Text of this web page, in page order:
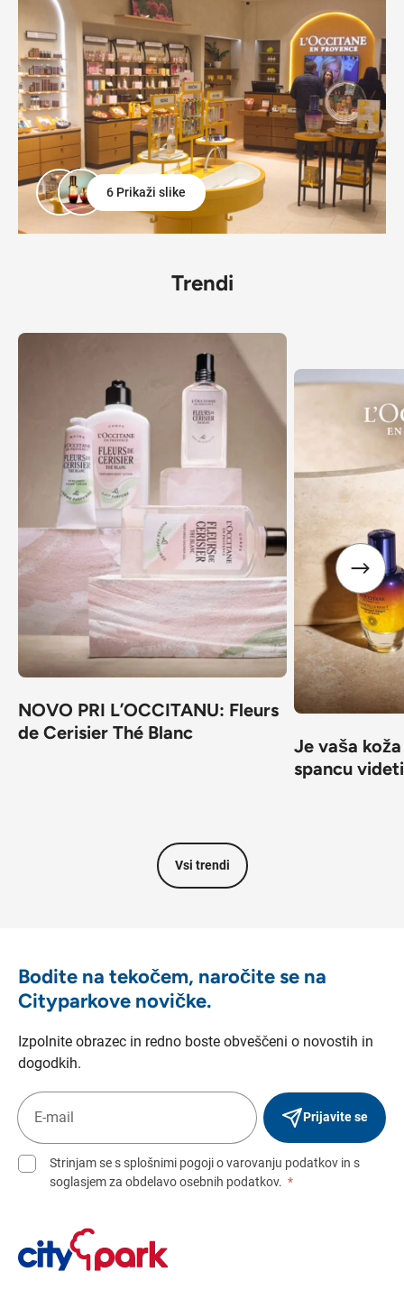
6 Prikaži slike
Trendi
NOVO PRI L’OCCITANU: Fleurs
de Cerisier Thé Blanc
Je vaša
spancu
Vsi trendi
Bodite na tekočem, naročite se na
Cityparkove novičke.
Izpolnite obrazec in redno boste obveščeni o novostih in
dogodkih.
Prijavite se
Strinjam se s splošnimi pogoji o varovanju podatkov in s
soglasjem za obdelavo osebnih podatkov. *